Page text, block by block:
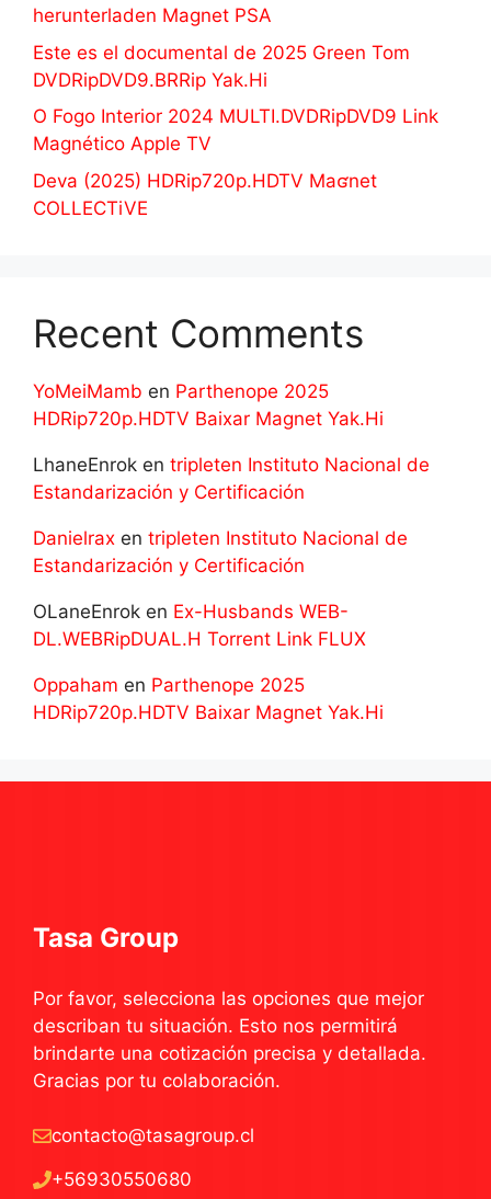
herunterladen Magnet PSA
Este es el documental de 2025 Green Tom
DVDRipDVD9.BRRip Yak.Hi
O Fogo Interior 2024 MULTI.DVDRipDVD9 Link
Magnético Apple TV
Deva (2025) HDRip720p.HDTV Maʛnet
COLLECTiVE
Recent Comments
YoMeiMamb en Parthenope 2025
HDRip720p.HDTV Baixar Magnet Yak.Hi
LhaneEnrok en tripleten Instituto Nacional de
Estandarización y Certificación
Danielrax en tripleten Instituto Nacional de
Estandarización y Certificación
OLaneEnrok en Ex-Husbands WEB-
DL.WEBRipDUAL.H Torrent Link FLUX
Oppaham en Parthenope 2025
HDRip720p.HDTV Baixar Magnet Yak.Hi
Tasa Group
Por favor, selecciona las opciones que mejor
describan tu situación. Esto nos permitirá
brindarte una cotización precisa y detallada.
Gracias por tu colaboración.
contacto@tasagroup.cl
+56930550680